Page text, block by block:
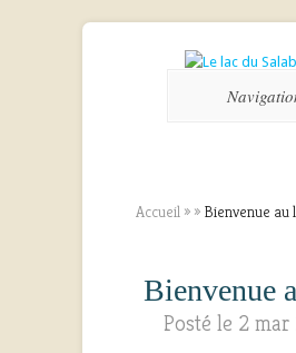
Accueil » » Bienvenue au
Bienvenue
Posté le 2 mar